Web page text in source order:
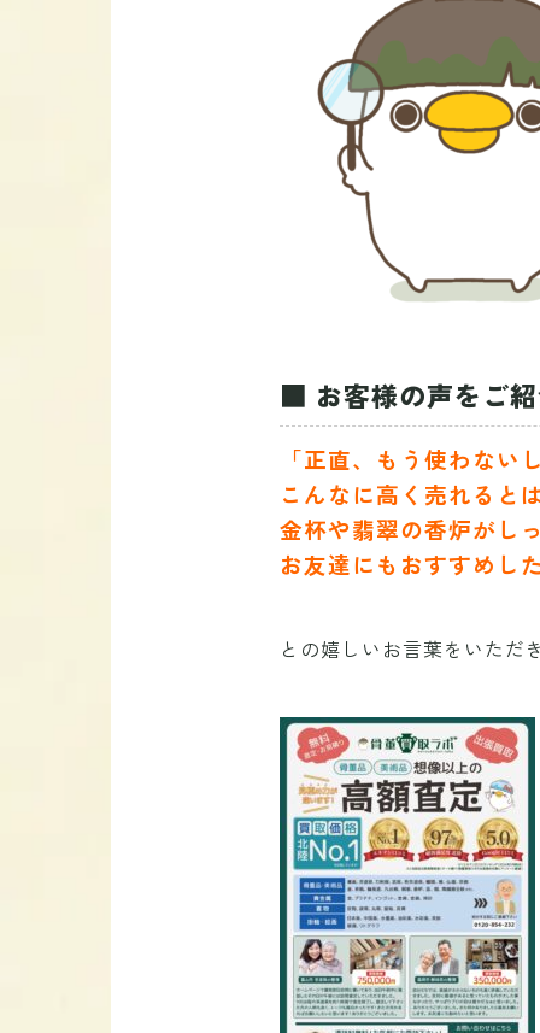
■ お客様の声をご
「正直、もう使わな
こんなに高く売れると
金杯や翡翠の香炉がし
お友達にもおすすめし
との嬉しいお言葉をいただ